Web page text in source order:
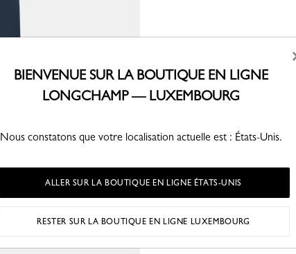
BIENVENUE SUR LA BOUTIQUE EN LIGNE
LONGCHAMP — LUXEMBOURG
Nous constatons que votre localisation actuelle est : États-Unis.
ALLER SUR LA BOUTIQUE EN LIGNE ÉTATS-UNIS
RESTER SUR LA BOUTIQUE EN LIGNE LUXEMBOURG